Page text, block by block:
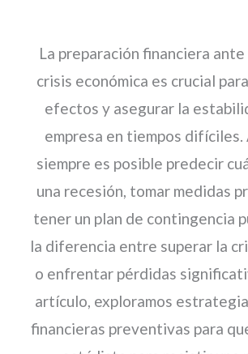
La preparación financiera
crisis económica es crucial
efectos y asegurar la
empresa en tiempos difíciles.
siempre es posible predecir
una recesión, tomar medidas
tener un plan de contingencia
la diferencia entre superar la
o enfrentar pérdidas
artículo, exploramos
financieras preventivas para